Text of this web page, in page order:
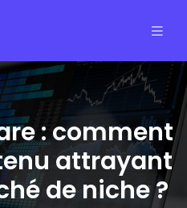
: comment
attrayant
de niche ?